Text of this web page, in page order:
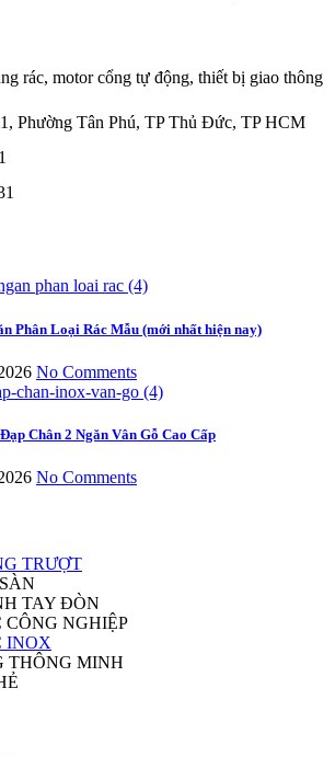
rác, motor cổng tự động, thiết bị giao thông
Phường Tân Phú, TP Thủ Đức, TP HCM
Phân Loại Rác Mẫu (mới nhất hiện nay)
No Comments
Chân 2 Ngăn Vân Gỗ Cao Cấp
No Comments
TRƯỢT
TAY ĐÒN
NGHIỆP
INOX
THÔNG MINH